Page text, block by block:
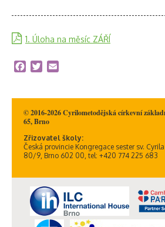
1. Úloha na měsíc ZÁŘÍ
Facebook
Twitter
© 2016-2026 Cyrilometodějská církevní
65, Brno
Zřizovatel školy:
Česká provincie Kongregace sester sv.
80/9, Brno 602 00, tel: +420 774 225 683